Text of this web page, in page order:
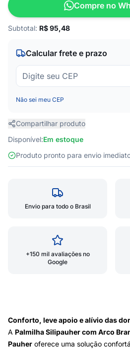
Compre no
Subtotal: R$95,48
Calcular frete e prazo
Não sei meu CEP
Compartilhar produto
Disponível:Em estoque
Produto pronto para envio
Envio para todo o Brasil
+150 mil avaliações no
Google
Conforto, leve apoio e alívio das
A Palmilha Silipauher com Arco
Pauher oferece uma solução